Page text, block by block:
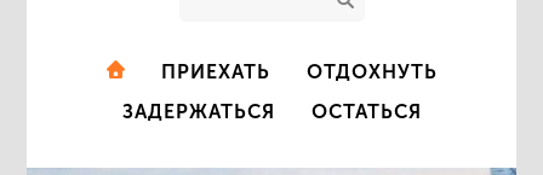
ПРИЕХАТЬ
ОТДОХНУТЬ
ЗАДЕРЖАТЬСЯ
ОСТАТЬСЯ